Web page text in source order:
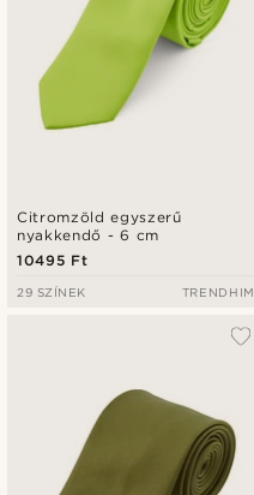
Citromzöld egyszerű
nyakkendő - 6 cm
10495 Ft
29 SZÍNEK TRENDHIM